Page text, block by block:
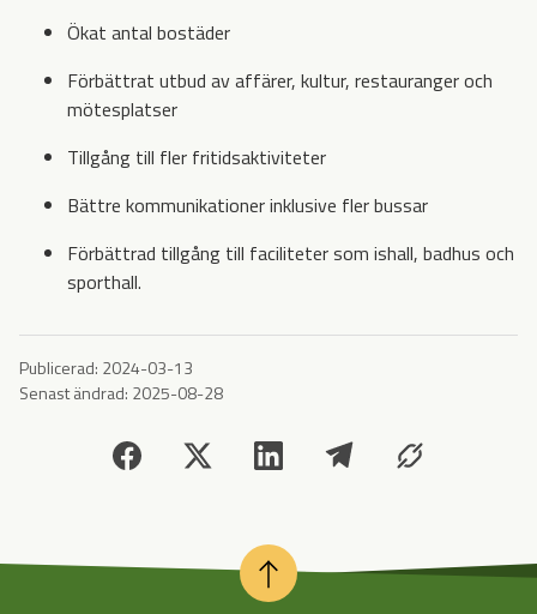
Ökat antal bostäder
Förbättrat utbud av affärer, kultur, restauranger och
mötesplatser
Tillgång till fler fritidsaktiviteter
Bättre kommunikationer inklusive fler bussar
Förbättrad tillgång till faciliteter som ishall, badhus och
sporthall.
Publicerad: 2024-03-13
Senast ändrad: 2025-08-28